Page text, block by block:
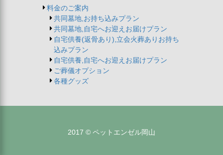
料金のご案内
共同墓地,お持ち込みプラン
共同墓地,自宅へお迎えお届けプラン
自宅供養(返骨あり),立会火葬ありお持ち
込みプラン
自宅供養,自宅へお迎えお届けプラン
ご葬儀オプション
各種グッズ
2017 © ペットエンゼル岡山